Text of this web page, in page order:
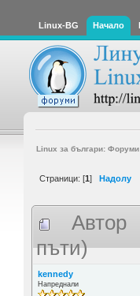
Linux-BG Начало
Linux за българи: Форуми
Страници: [1] Надолу
Автор
пъти)
kennedy
Напреднали